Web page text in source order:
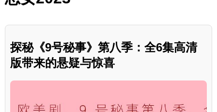
探秘《9号秘事》第八季：全6集高清
版带来的悬疑与惊喜